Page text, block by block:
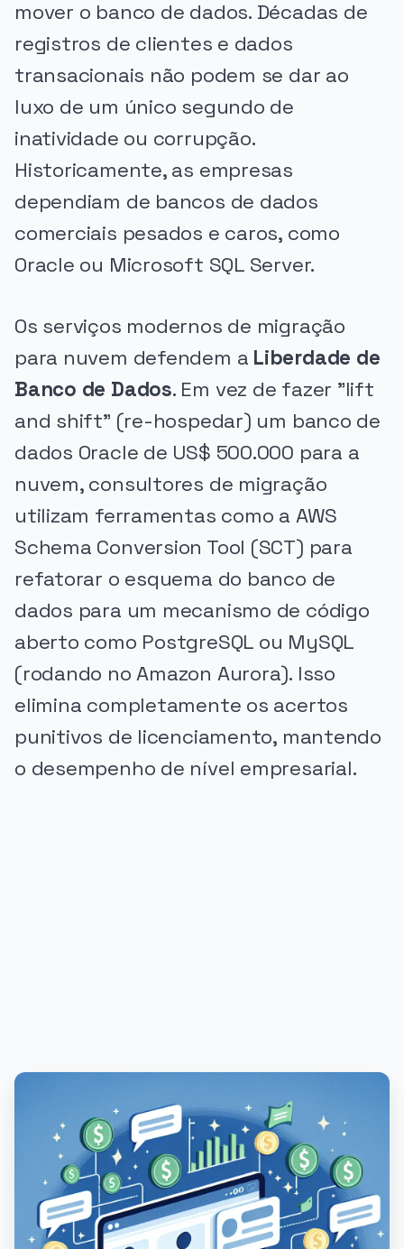
mover o banco de dados. Décadas de
registros de clientes e dados
transacionais não podem se dar ao
luxo de um único segundo de
inatividade ou corrupção.
Historicamente, as empresas
dependiam de bancos de dados
comerciais pesados e caros, como
Oracle ou Microsoft SQL Server.
Os serviços modernos de migração
para nuvem defendem a Liberdade de
Banco de Dados. Em vez de fazer "lift
and shift" (re-hospedar) um banco de
dados Oracle de US$ 500.000 para a
nuvem, consultores de migração
utilizam ferramentas como a AWS
Schema Conversion Tool (SCT) para
refatorar o esquema do banco de
dados para um mecanismo de código
aberto como PostgreSQL ou MySQL
(rodando no Amazon Aurora). Isso
elimina completamente os acertos
punitivos de licenciamento, mantendo
o desempenho de nível empresarial.